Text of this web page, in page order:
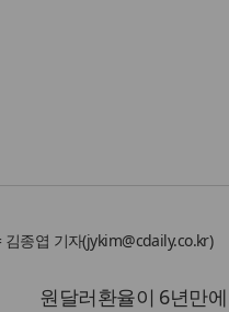
김종엽 기자(jykim@cdaily.co.kr)
원달러환율이 6년만